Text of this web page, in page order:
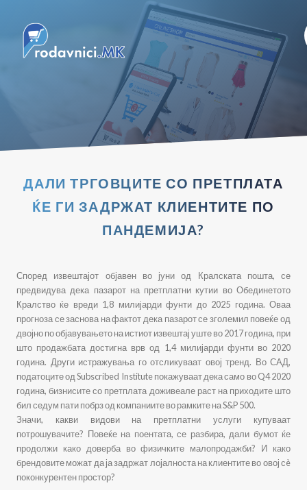
ДАЛИ ТРГОВЦИТЕ СО ПРЕТПЛАТА
ЌЕ ГИ ЗАДРЖАТ КЛИЕНТИТЕ ПО
ПАНДЕМИЈА?
Според извештајот објавен во јуни од Кралската пошта, се
предвидува дека пазарот на претплатни кутии во Обединетото
Кралство ќе вреди 1,8 милијарди фунти до 2025 година. Оваа
прогноза се заснова на фактот дека пазарот се зголемил повеќе од
двојно по објавувањето на истиот извештај уште во 2017 година, при
што продажбата достигна врв од 1,4 милијарди фунти во 2020
година. Други истражувања го отсликуваат овој тренд. Во САД,
податоците од Subscribed Institute покажуваат дека само во Q4 2020
година, бизнисите со претплата доживеале раст на приходите што
бил седум пати побрз од компаниите во рамките на S&P 500.
Значи, какви видови на претплатни услуги купуваат
потрошувачите? Повеќе на поентата, се разбира, дали бумот ќе
продолжи како доверба во физичките малопродажби? И како
брендовите можат да ја задржат лојалноста на клиентите во овој сè
поконкурентен простор?